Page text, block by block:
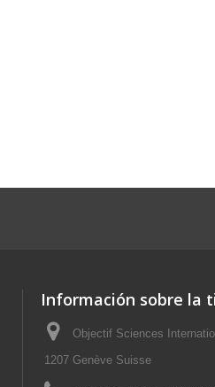
Información sobre la
Objectif Sciences
1207 Genève Suisse